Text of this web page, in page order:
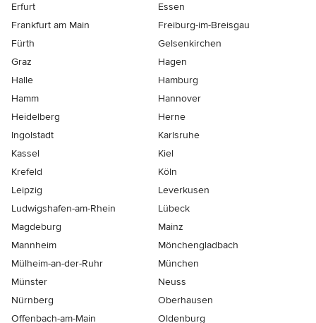
Erfurt
Essen
Frankfurt am Main
Freiburg-im-Breisgau
Fürth
Gelsenkirchen
Graz
Hagen
Halle
Hamburg
Hamm
Hannover
Heidelberg
Herne
Ingolstadt
Karlsruhe
Kassel
Kiel
Krefeld
Köln
Leipzig
Leverkusen
Ludwigshafen-am-Rhein
Lübeck
Magdeburg
Mainz
Mannheim
Mönchen­gladbach
Mülheim-an-der-Ruhr
München
Münster
Neuss
Nürnberg
Oberhausen
Offenbach-am-Main
Oldenburg